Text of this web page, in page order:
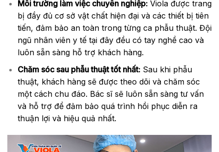
Môi trường làm việc chuyên nghiệp:Viola được trang
bị đầy đủ cơ sở vật chất hiện đại và các thiết bị tiên
tiến, đảm bảo an toàn trong từng ca phẫu thuật. Đội
ngũ nhân viên y tế tại đây đều có tay nghề cao và
luôn sẵn sàng hỗ trợ khách hàng.
Chăm sóc sau phẫu thuật tốt nhất:Sau khi phẫu
thuật, khách hàng sẽ được theo dõi và chăm sóc
một cách chu đáo. Bác sĩ sẽ luôn sẵn sàng tư vấn
và hỗ trợ để đảm bảo quá trình hồi phục diễn ra
thuận lợi và hiệu quả nhất.